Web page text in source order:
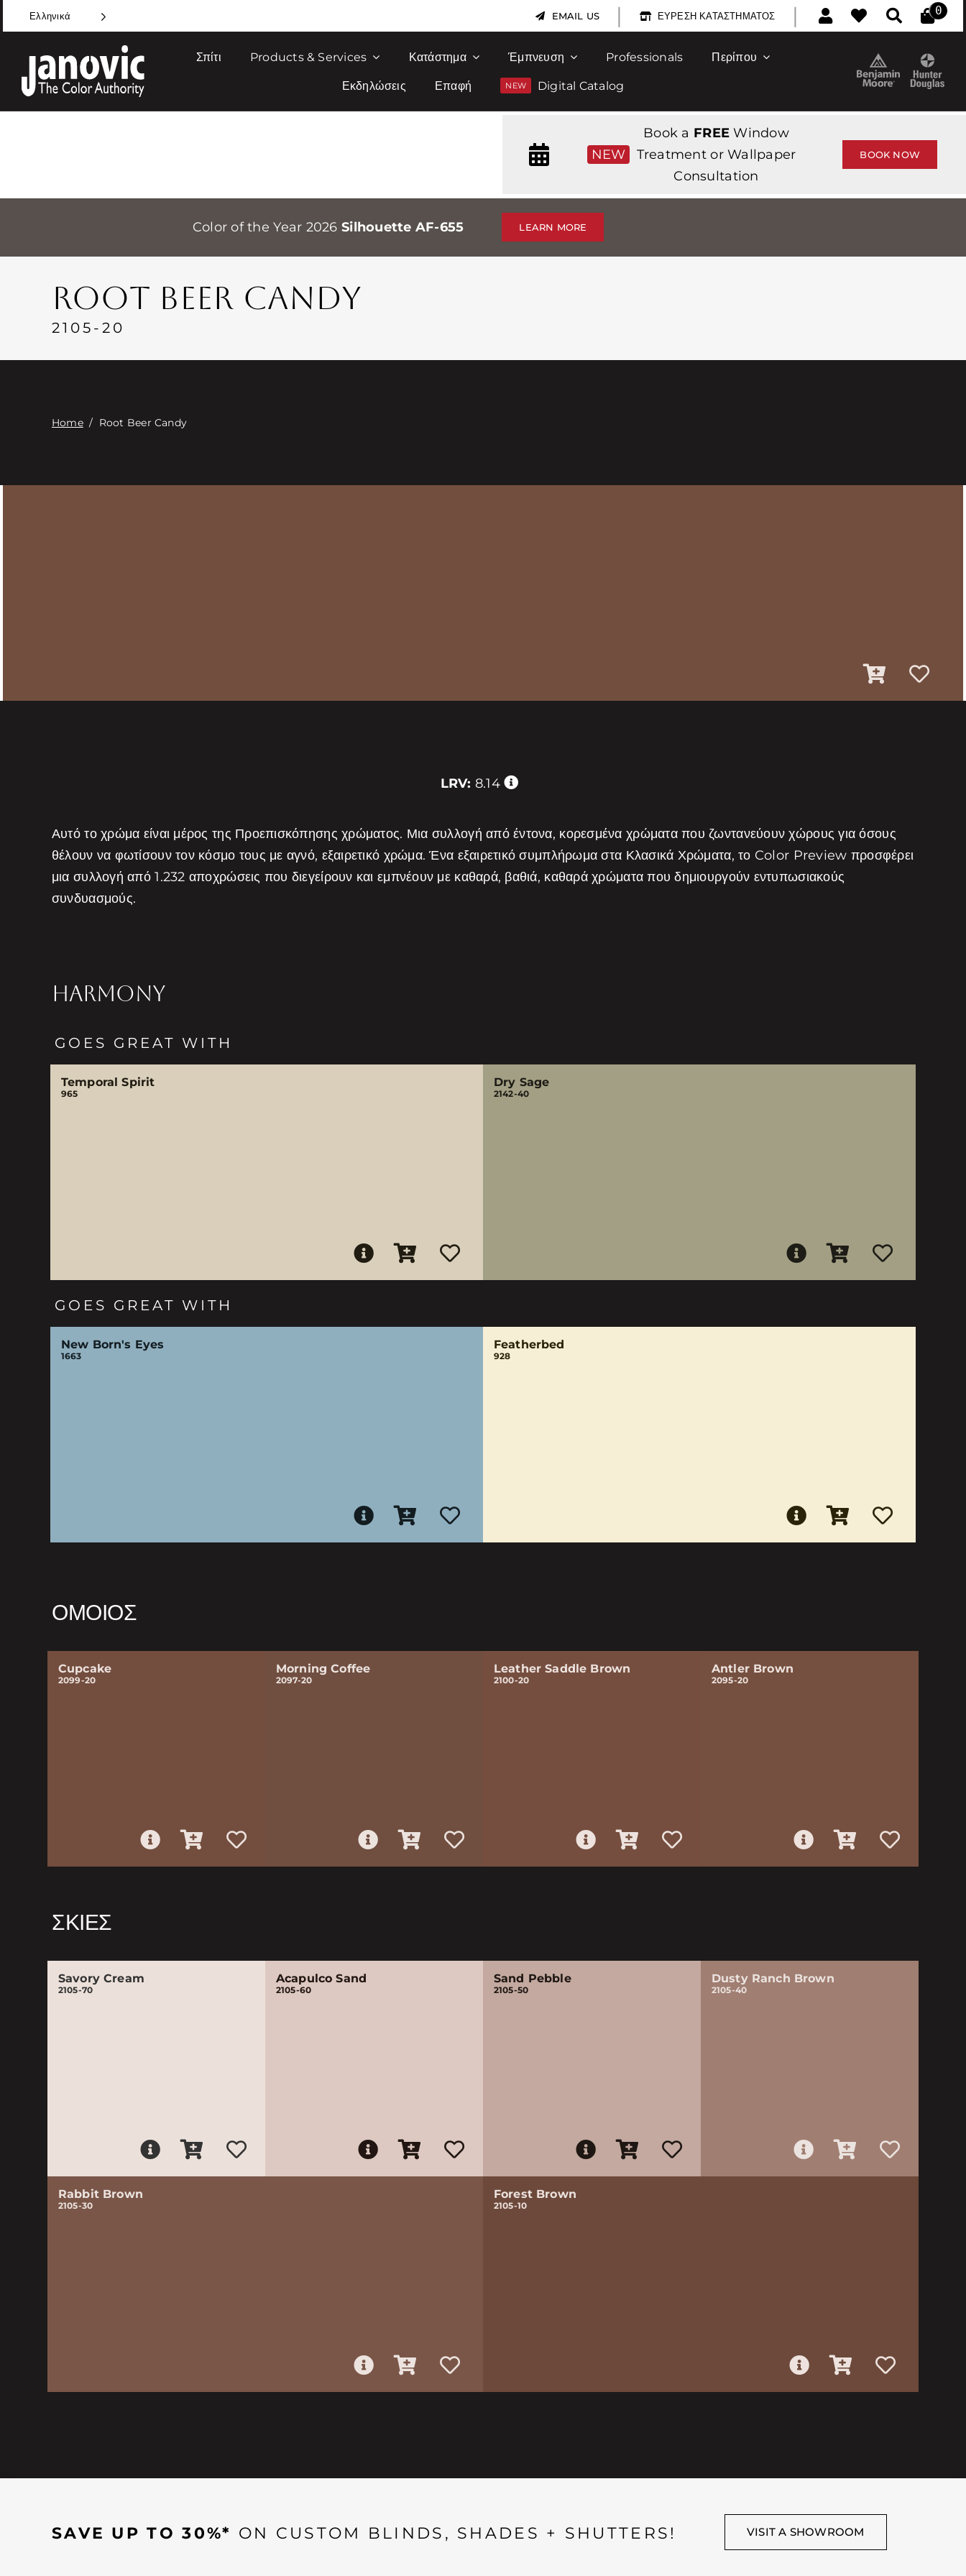
to
content
Ελληνικά EMAIL US | ΕΎΡΕΣΗ ΚΑΤΑΣΤΉΜΑΤΟΣ | 0
Σπίτι Products & Services Κατάστημα Έμπνευση Professionals Περίπου
Εκδηλώσεις Επαφή Digital Catalog
NEW
Book a FREE Window
Treatment or Wallpaper
Consultation
BOOK NOW
Color of the Year 2026 Silhouette AF-655 LEARN MORE
ROOT BEER CANDY
2105-20
Home/ Root Beer Candy
LRV: 8.14
Αυτό το χρώμα είναι μέρος της Προεπισκόπησης χρώματος. Μια συλλογή από έντονα, κορεσμένα χρώματα που ζωντανεύουν χώρους για όσους
θέλουν να φωτίσουν τον κόσμο τους με αγνό, εξαιρετικό χρώμα. Ένα εξαιρετικό συμπλήρωμα στα Κλασικά Χρώματα, το Color Preview προσφέρει
μια συλλογή από 1.232 αποχρώσεις που διεγείρουν και εμπνέουν με καθαρά, βαθιά, καθαρά χρώματα που δημιουργούν εντυπωσιακούς
συνδυασμούς.
HARMONY
GOES GREAT WITH
Temporal Spirit
965
Dry Sage
2142-40
GOES GREAT WITH
New Born's Eyes
1663
Featherbed
928
ΌΜΟΙΟΣ
Cupcake
2099-20
Morning Coffee
2097-20
Leather Saddle Brown
2100-20
Antler Brown
2095-20
ΣΚΙΈΣ
Savory Cream
2105-70
Acapulco Sand
2105-60
Sand Pebble
2105-50
Dusty Ranch Brown
2105-40
Rabbit Brown
2105-30
Forest Brown
2105-10
SAVE UP TO 30%* ON CUSTOM BLINDS, SHADES + SHUTTERS! VISIT A SHOWROOM